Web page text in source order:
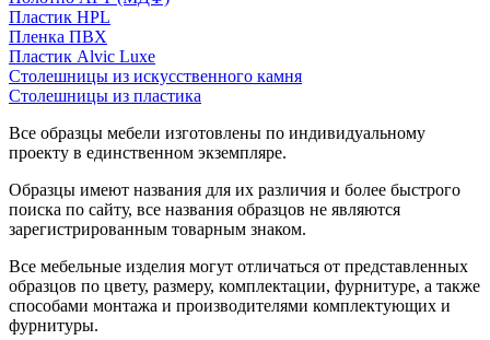
Пластик HPL
Пленка ПВХ
Пластик Alvic Luxe
Столешницы из искусственного камня
Столешницы из пластика
Все образцы мебели изготовлены по индивидуальному
проекту в единственном экземпляре.
Образцы имеют названия для их различия и более быстрого
поиска по сайту, все названия образцов не являются
зарегистрированным товарным знаком.
Все мебельные изделия могут отличаться от представленных
образцов по цвету, размеру, комплектации, фурнитуре, а также
способами монтажа и производителями комплектующих и
фурнитуры.